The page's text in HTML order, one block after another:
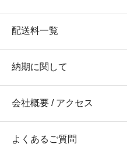
配送料一覧
納期に関して
会社概要 / アクセス
よくあるご質問